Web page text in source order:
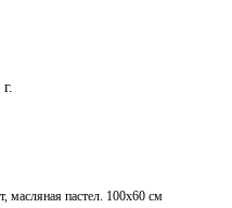
масляная пастел. 100х60 см